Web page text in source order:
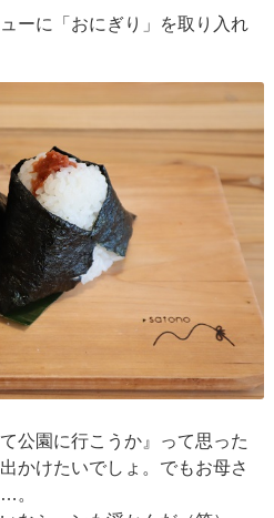
ーに「おにぎり」を取り入れ
公園に行こうか』って思った
かけたいでしょ。でもお母さ
。